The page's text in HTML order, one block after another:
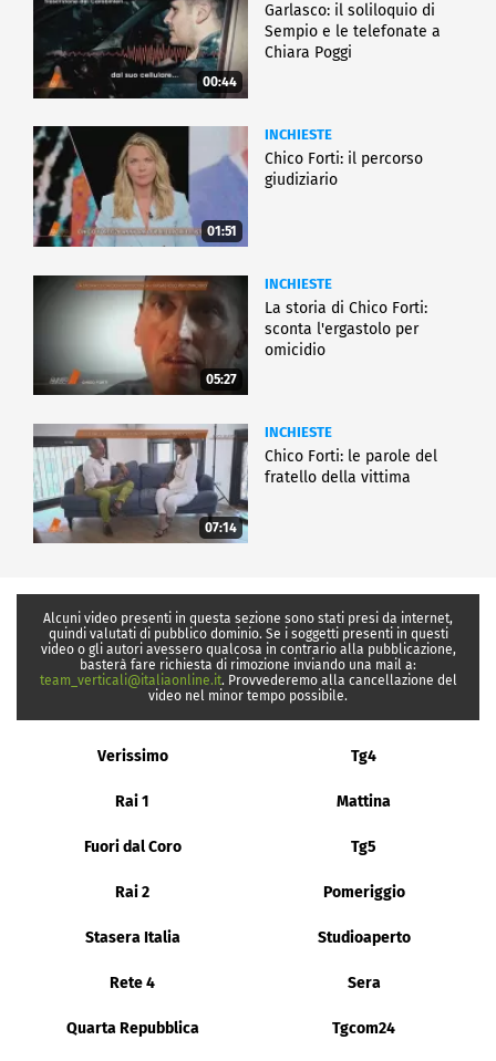
00:44
Garlasco: il soliloquio di
Sempio e le telefonate a
Chiara Poggi
01:51
INCHIESTE
Chico Forti: il percorso
giudiziario
05:27
INCHIESTE
La storia di Chico Forti:
sconta l'ergastolo per
omicidio
07:14
INCHIESTE
Chico Forti: le parole del
fratello della vittima
Alcuni video presenti in questa sezione sono stati presi da internet,
quindi valutati di pubblico dominio. Se i soggetti presenti in questi
video o gli autori avessero qualcosa in contrario alla pubblicazione,
basterà fare richiesta di rimozione inviando una mail a:
team_verticali@italiaonline.it. Provvederemo alla cancellazione del
video nel minor tempo possibile.
Verissimo Tg4
Rai 1 Mattina
Fuori dal Coro Tg5
Rai 2 Pomeriggio
Stasera Italia Studioaperto
Rete 4 Sera
Quarta Repubblica Tgcom24